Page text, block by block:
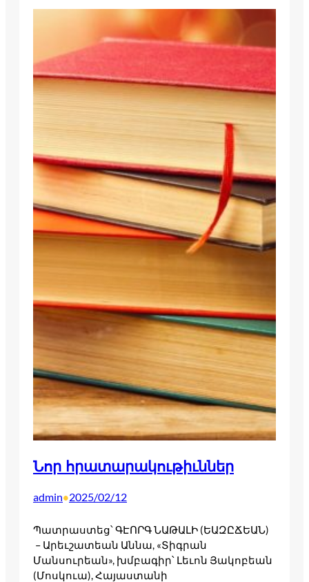
Նոր հրատարակութիւններ
admin•2025/02/12
Պատրաստեց՝ ԳԷՈՐԳ ՆԱԹԱԼԻ (ԵԱԶԸՃԵԱՆ)
– Արեւշատեան Աննա, «Տիգրան
Մանսուրեան», խմբագիր՝ Լեւոն Յակոբեան
(Մոսկուա), Հայաստանի